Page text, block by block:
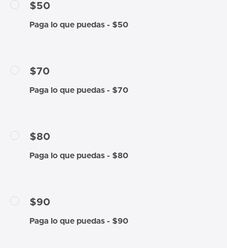
$50
Paga lo que puedas - $50
$70
Paga lo que puedas - $70
$80
Paga lo que puedas - $80
$90
Paga lo que puedas - $90